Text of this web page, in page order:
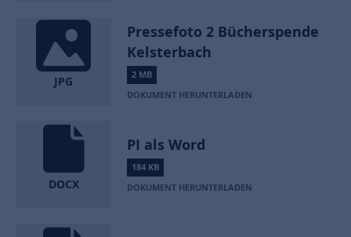
JPG
Pressefoto 2 Bücherspende
Kelsterbach
2 MB
DOKUMENT HERUNTERLADEN
DOCX
PI als Word
184 KB
DOKUMENT HERUNTERLADEN